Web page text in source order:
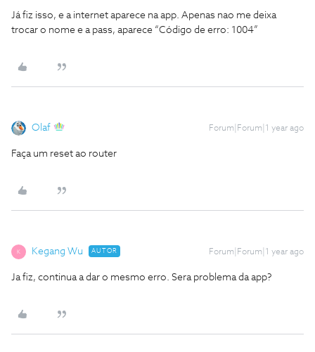
Já fiz isso, e a internet aparece na app. Apenas nao me deixa
trocar o nome e a pass, aparece “Código de erro: 1004”
Olaf Forum|Forum|1 year ago
Faça um reset ao router
K Kegang Wu AUTOR Forum|Forum|1 year ago
Ja fiz, continua a dar o mesmo erro. Sera problema da app?